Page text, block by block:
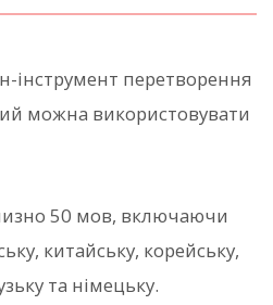
інструмент перетворення
можна використовувати
50 мов, включаючи
китайську, корейську,
та німецьку.